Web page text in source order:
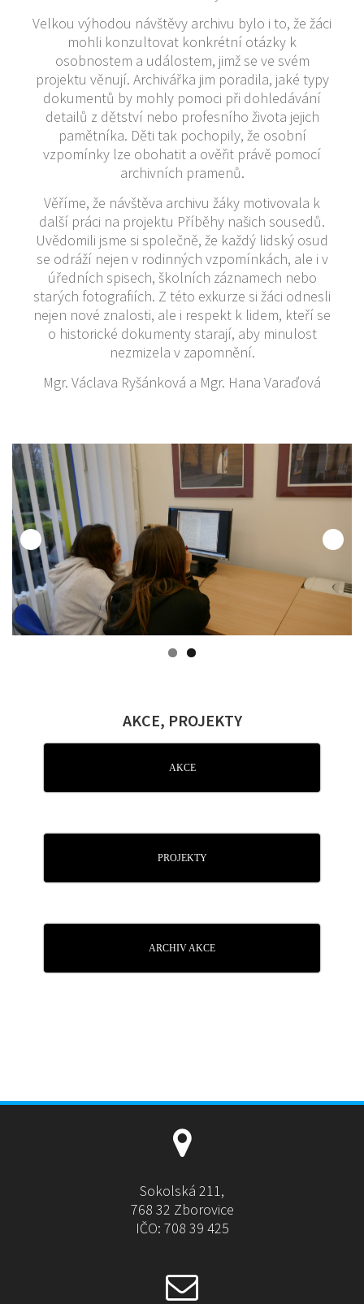
Velkou výhodou návštěvy archivu bylo i to, že žáci
mohli konzultovat konkrétní otázky k
osobnostem a událostem, jimž se ve svém
projektu věnují. Archivářka jim poradila, jaké typy
dokumentů by mohly pomoci při dohledávání
detailů z dětství nebo profesního života jejich
pamětníka. Děti tak pochopily, že osobní
vzpomínky lze obohatit a ověřit právě pomocí
archivních pramenů.
Věříme, že návštěva archivu žáky motivovala k
další práci na projektu Příběhy našich sousedů.
Uvědomili jsme si společně, že každý lidský osud
se odráží nejen v rodinných vzpomínkách, ale i v
úředních spisech, školních záznamech nebo
starých fotografiích. Z této exkurze si žáci odnesli
nejen nové znalosti, ale i respekt k lidem, kteří se
o historické dokumenty starají, aby minulost
nezmizela v zapomnění.
Mgr. Václava Ryšánková a Mgr. Hana Varaďová
AKCE, PROJEKTY
AKCE
PROJEKTY
ARCHIV AKCE
Sokolská 211,
768 32 Zborovice
IČO: 708 39 425